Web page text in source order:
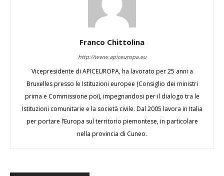
Franco Chittolina
http://www.apiceuropa.eu
Vicepresidente di APICEUROPA, ha lavorato per 25 anni a
Bruxelles presso le Istituzioni europee (Consiglio dei ministri
prima e Commissione poi), impegnandosi per il dialogo tra le
Istituzioni comunitarie e la società civile. Dal 2005 lavora in Italia
per portare l’Europa sul territorio piemontese, in particolare
nella provincia di Cuneo.